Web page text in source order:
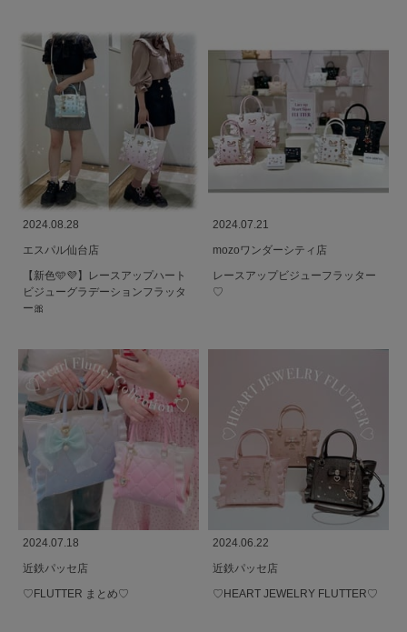
2024.08.28
エスパル仙台店
【新色🩵💜】レースアップハート
ビジューグラデーションフラッタ
ー🎀
2024.07.21
mozoワンダーシティ店
レースアップビジューフラッター
♡
2024.07.18
近鉄パッセ店
♡FLUTTER まとめ♡
2024.06.22
近鉄パッセ店
♡HEART JEWELRY FLUTTER♡